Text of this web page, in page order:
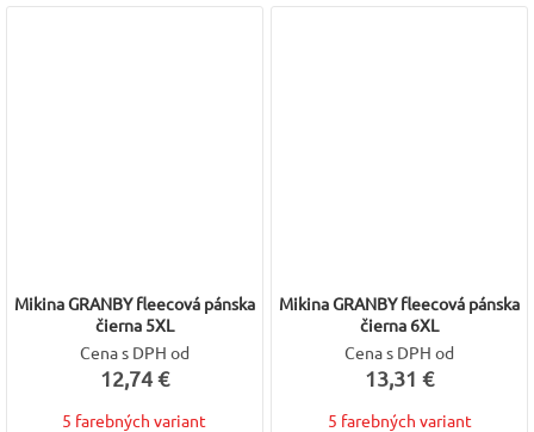
Mikina GRANBY fleecová pánska
čierna 5XL
Cena s DPH od
12,74 €
5 farebných variant
Mikina GRANBY fleecová pánska
čierna 6XL
Cena s DPH od
13,31 €
5 farebných variant